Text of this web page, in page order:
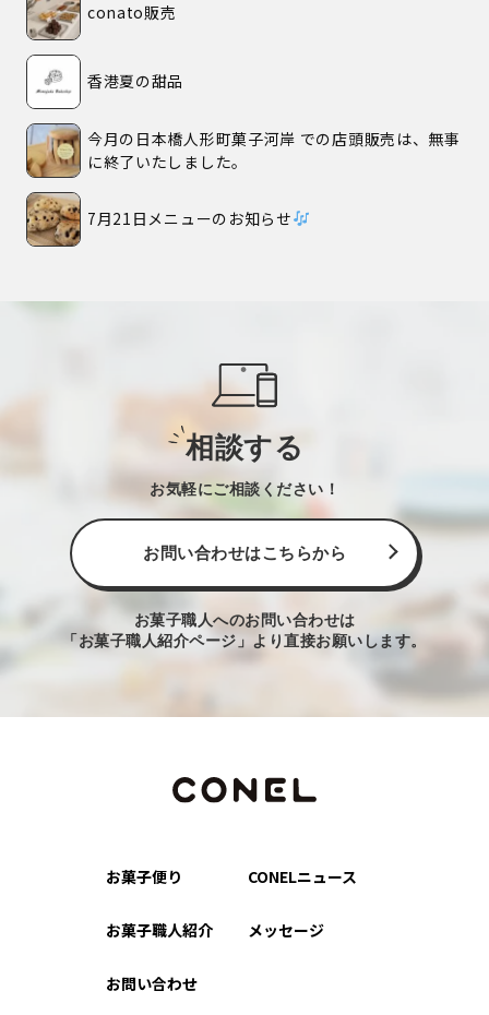
conato販売
香港夏の甜品
今月の日本橋人形町菓子河岸 での店頭販売は、無事
に終了いたしました。
7月21日メニューのお知らせ
相談する
お気軽にご相談ください！
お問い合わせはこちらから
お菓子職人へのお問い合わせは
「お菓子職人紹介ページ」より直接お願いします。
お菓子便り CONELニュース
お菓子職人紹介 メッセージ
お問い合わせ